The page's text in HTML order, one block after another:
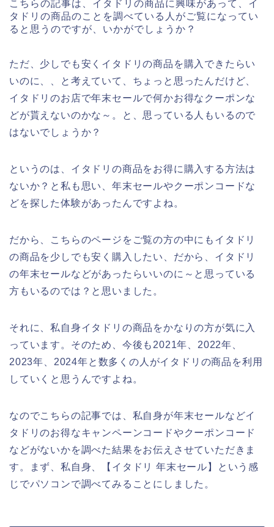
こちらの記事は、イタドリの商品に興味があって、イ
タドリの商品のことを調べている人がご覧になってい
ると思うのですが、いかがでしょうか？
ただ、少しでも安くイタドリの商品を購入できたらい
いのに、、と考えていて、ちょっと思ったんだけど、
イタドリのお店で年末セールで何かお得なクーポンな
どが貰えないのかな～。と、思っている人もいるので
はないでしょうか？
というのは、イタドリの商品をお得に購入する方法は
ないか？と私も思い、年末セールやクーポンコードな
どを探した体験があったんですよね。
だから、こちらのページをご覧の方の中にもイタドリ
の商品を少しでも安く購入したい、だから、イタドリ
の年末セールなどがあったらいいのに～と思っている
方もいるのでは？と思いました。
それに、私自身イタドリの商品をかなりの方が気に入
っています。そのため、今後も2021年、2022年、
2023年、2024年と数多くの人がイタドリの商品を利用
していくと思うんですよね。
なのでこちらの記事では、私自身が年末セールなどイ
タドリのお得なキャンペーンコードやクーポンコード
などがないかを調べた結果をお伝えさせていただきま
す。まず、私自身、【イタドリ 年末セール】という感
じでパソコンで調べてみることにしました。